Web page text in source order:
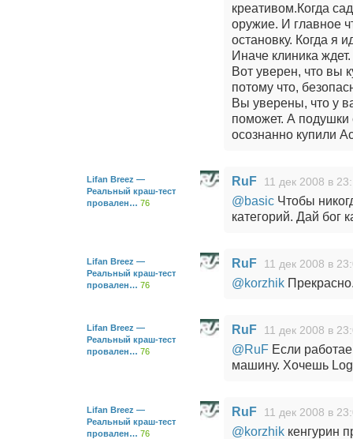
креaтивом.Когда
оружие. И главное
остановку. Когда я
Иначе клиника ждет.
Вот уверен, что вы
потому что,
Вы уверены, что у
поможет. А
осознанно купили
Lifan Breez —
Реальный краш-тест
провален… 76
RuF 11 дек 2008 в
@basicЧтобы
категорий. Дай бог
Lifan Breez —
Реальный краш-тест
провален… 76
RuF 11 дек 2008 в
@korzhik
Lifan Breez —
Реальный краш-тест
провален… 76
RuF 11 дек 2008 в
@RuFЕсли
машину. Хочешь
Lifan Breez —
Реальный краш-тест
провален… 76
RuF 11 дек 2008 в
@korzhikкенгурин